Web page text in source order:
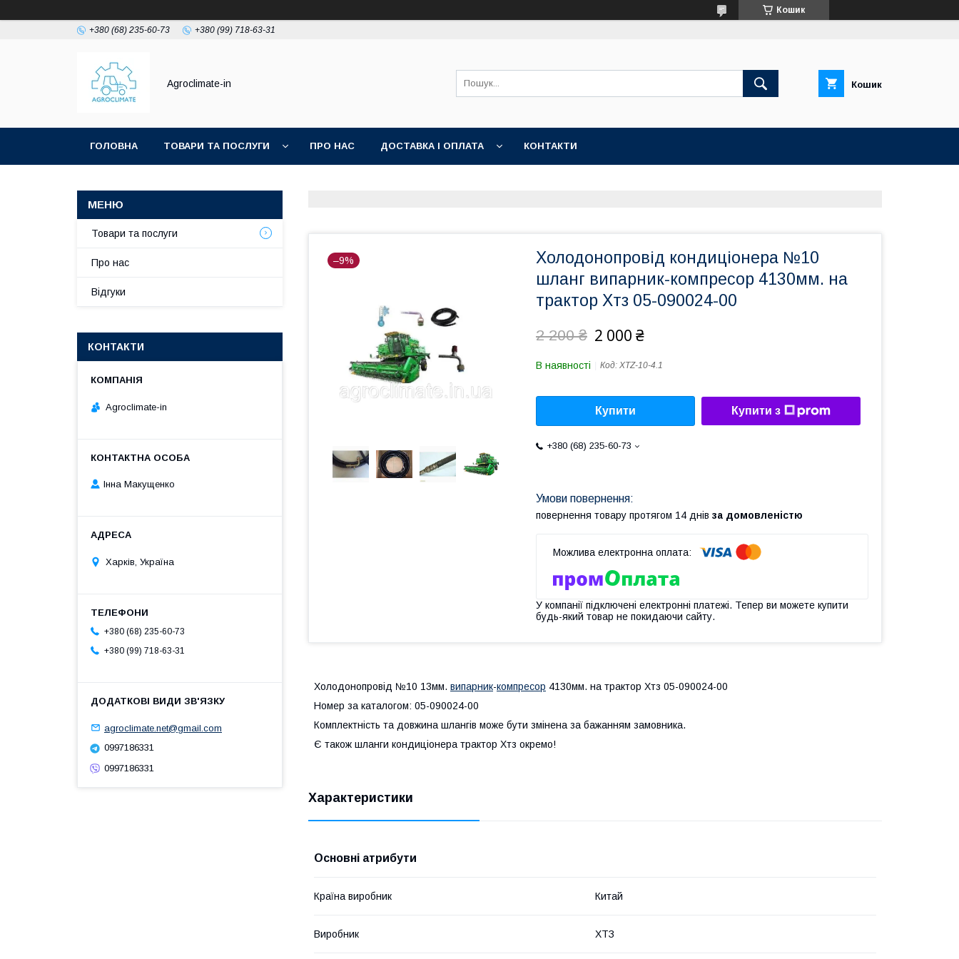
Кошик
+380 (68) 235-60-73 +380 (99) 718-63-31
Agroclimate-in Кошик
ГОЛОВНА ТОВАРИ ТА ПОСЛУГИ ПРО НАС ДОСТАВКА І ОПЛАТА КОНТАКТИ
–9%
Холодонопровід кондиціонера №10
шланг випарник-компресор 4130мм. на
трактор Хтз 05-090024-00
2 200 ₴ 2 000 ₴
В наявності Код: XTZ-10-4.1
Купити Купити з
+380 (68) 235-60-73
повернення товару протягом 14 днів за домовленістю
У компанії підключені електронні платежі. Тепер ви можете купити
будь-який товар не покидаючи сайту.
Холодонопровід №10 13мм. випарник-компресор 4130мм. на трактор Хтз 05-090024-00
Номер за каталогом: 05-090024-00
Комплектність та довжина шлангів може бути змінена за бажанням замовника.
Є також шланги кондиціонера трактор Хтз окремо!
Характеристики
Основні атрибути
Країна виробник Китай
Виробник ХТЗ
Товари та послуги
Про нас
Відгуки
КОНТАКТИ
Agroclimate-in
Інна Макущенко
Харків, Україна
+380 (68) 235-60-73
+380 (99) 718-63-31
agroclimate.net@gmail.com
0997186331
0997186331